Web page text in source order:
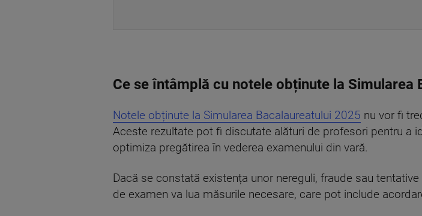
Ce se întâmplă cu notele obținute la Simularea
Notele obținute la Simularea Bacalaureatului 2025 nu vor fi
Aceste rezultate pot fi discutate alături de profesori pentru a
optimiza pregătirea în vederea examenului din vară.
Dacă se constată existența unor nereguli, fraude sau
de examen va lua măsurile necesare, care pot include